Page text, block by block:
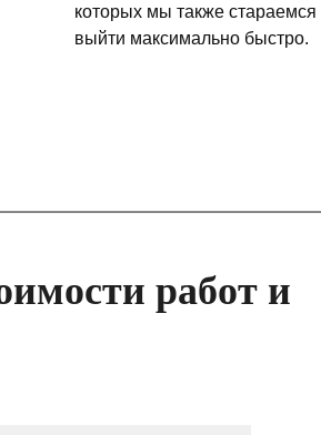
которых мы также стараемся
выйти максимально быстро.
работ и